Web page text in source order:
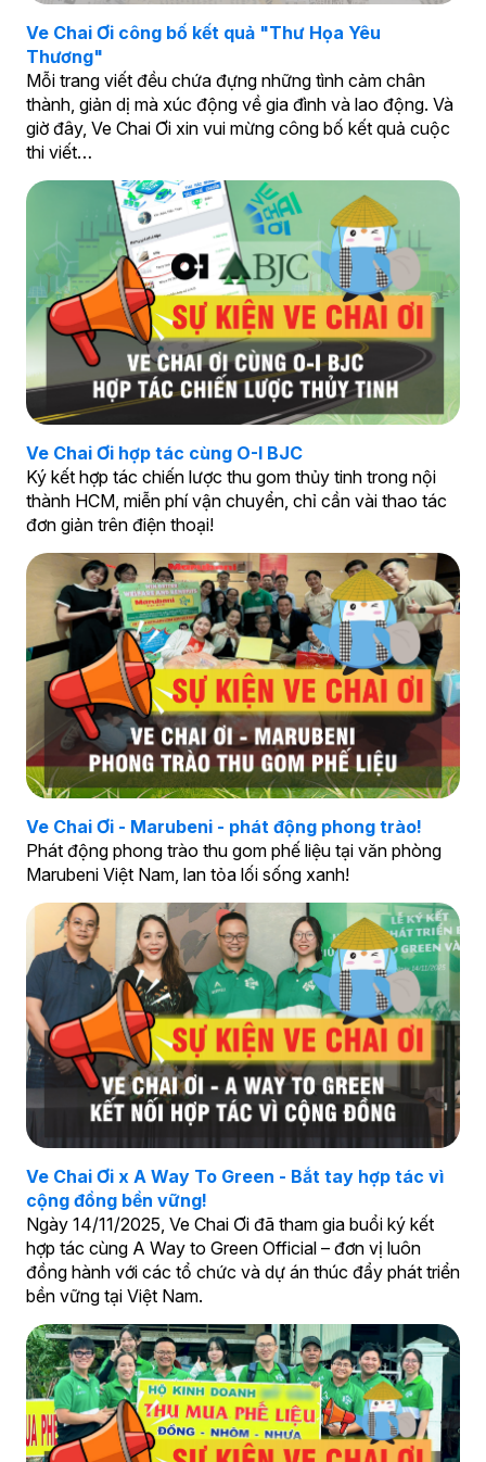
Ve Chai Ơi công bố kết quả "Thư Họa Yêu
Thương"
Mỗi trang viết đều chứa đựng những tình cảm chân
thành, giản dị mà xúc động về gia đình và lao động. Và
giờ đây, Ve Chai Ơi xin vui mừng công bố kết quả cuộc
thi viết…
Ve Chai Ơi hợp tác cùng O-I BJC
Ký kết hợp tác chiến lược thu gom thủy tinh trong nội
thành HCM, miễn phí vận chuyển, chỉ cần vài thao tác
đơn giản trên điện thoại!
Ve Chai Ơi - Marubeni - phát động phong trào!
Phát động phong trào thu gom phế liệu tại văn phòng
Marubeni Việt Nam, lan tỏa lối sống xanh!
Ve Chai Ơi x A Way To Green - Bắt tay hợp tác vì
cộng đồng bền vững!
Ngày 14/11/2025, Ve Chai Ơi đã tham gia buổi ký kết
hợp tác cùng A Way to Green Official – đơn vị luôn
đồng hành với các tổ chức và dự án thúc đẩy phát triển
bền vững tại Việt Nam.